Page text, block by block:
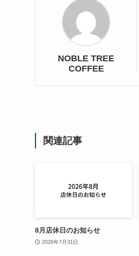
NOBLE TREE
COFFEE
関連記事
8月店休日のお知らせ
2026年7月31日